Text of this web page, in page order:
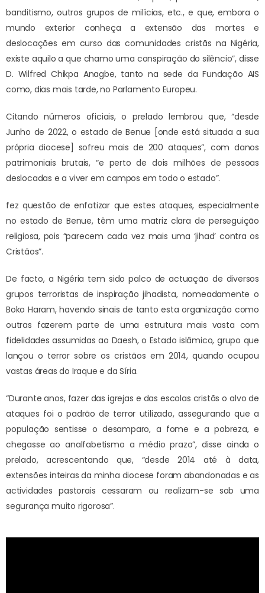
banditismo, outros grupos de milícias, etc., e que, embora o
mundo exterior conheça a extensão das mortes e
deslocações em curso das comunidades cristãs na Nigéria,
existe aquilo a que chamo uma conspiração do silêncio”, disse
D. Wilfred Chikpa Anagbe, tanto na sede da Fundação AIS
como, dias mais tarde, no Parlamento Europeu.
Citando números oficiais, o prelado lembrou que, “desde
Junho de 2022, o estado de Benue [onde está situada a sua
própria diocese] sofreu mais de 200 ataques”, com danos
patrimoniais brutais, “e perto de dois milhões de pessoas
deslocadas e a viver em campos em todo o estado”.
fez questão de enfatizar que estes ataques, especialmente
no estado de Benue, têm uma matriz clara de perseguição
religiosa, pois “parecem cada vez mais uma ‘jihad’ contra os
Cristãos”.
De facto, a Nigéria tem sido palco de actuação de diversos
grupos terroristas de inspiração jihadista, nomeadamente o
Boko Haram, havendo sinais de tanto esta organização como
outras fazerem parte de uma estrutura mais vasta com
fidelidades assumidas ao Daesh, o Estado islâmico, grupo que
lançou o terror sobre os cristãos em 2014, quando ocupou
vastas áreas do Iraque e da Síria.
“Durante anos, fazer das igrejas e das escolas cristãs o alvo de
ataques foi o padrão de terror utilizado, assegurando que a
população sentisse o desamparo, a fome e a pobreza, e
chegasse ao analfabetismo a médio prazo”, disse ainda o
prelado, acrescentando que, “desde 2014 até à data,
extensões inteiras da minha diocese foram abandonadas e as
actividades pastorais cessaram ou realizam-se sob uma
segurança muito rigorosa”.